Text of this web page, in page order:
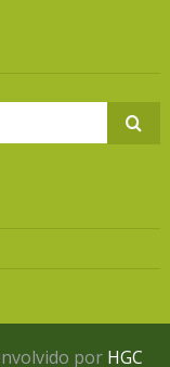
por HGC